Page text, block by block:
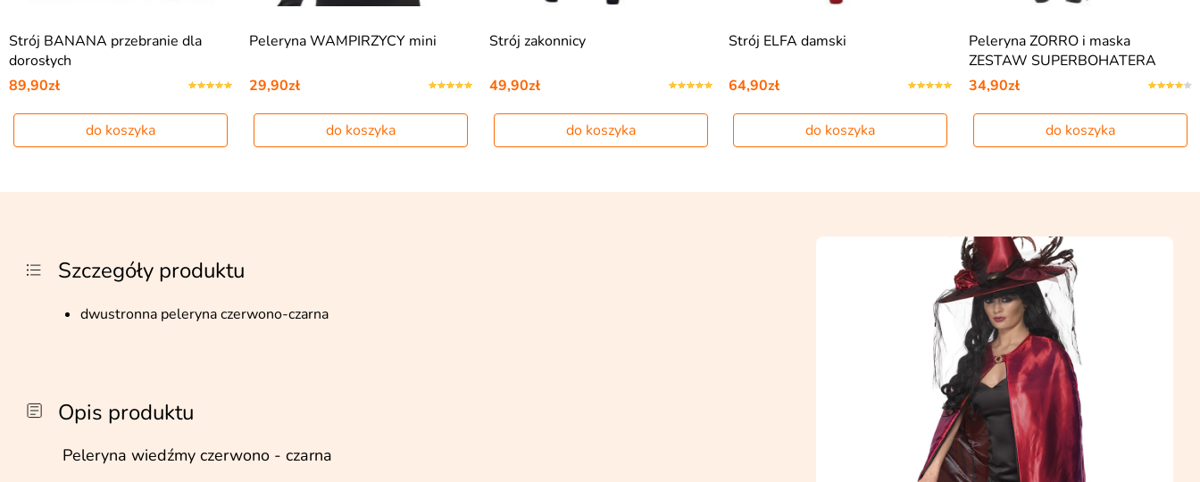
Strój BANANA przebranie dla
dorosłych
89,90zł
do koszyka
Peleryna WAMPIRZYCY mini
29,90zł
do koszyka
Strój zakonnicy
49,90zł
do koszyka
Strój ELFA damski
64,90zł
do koszyka
Peleryna ZORRO i maska
ZESTAW SUPERBOHATERA
34,90zł
do koszyka
Szczegóły produktu
dwustronna peleryna czerwono-czarna
Opis produktu
Peleryna wiedźmy czerwono - czarna